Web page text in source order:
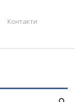
Контакти